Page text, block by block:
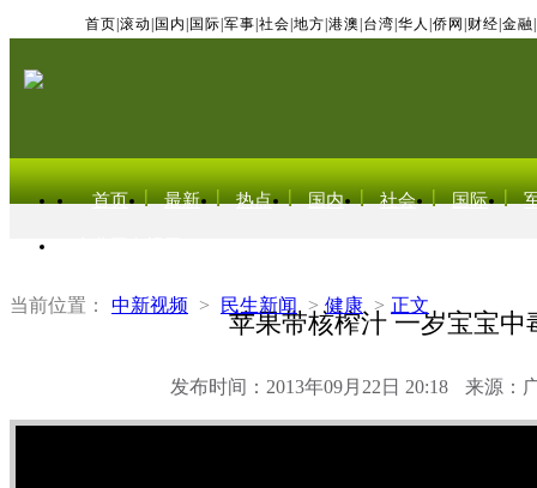
首页 滚动 国内 国际 军事 社会 地方 港澳 台湾 华人 侨网 财经 金融
首页 最新 热点 国内 社会 国际
当前位置： 中新视频 > 民生新闻 > 健康 > 正文
苹果带核榨汁 一岁宝宝中
发布时间：2013年09月22日 20:18 来源：